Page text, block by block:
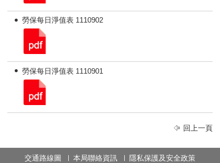
勞保每日淨值表 1110902
勞保每日淨值表 1110901
回上一頁
交通路線圖 本局聯絡資訊
隱私保護及安全政策